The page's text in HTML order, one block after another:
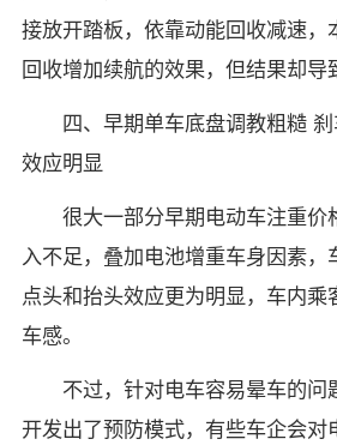
接放开踏板，依靠动能回收减速，
回收增加续航的效果，但结果却导
四、早期单车底盘调教粗糙
效应明显
很大一部分早期电动车注重价
入不足，叠加电池增重车身因素，
点头和抬头效应更为明显，车内
车感。
不过，针对电车容易晕车的
开发出了预防模式，有些车企会对